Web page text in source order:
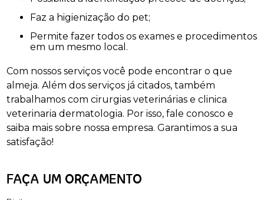
Faz a higienização do pet;
Permite fazer todos os exames e procedimentos
em um mesmo local.
Com nossos serviços você pode encontrar o que
almeja. Além dos serviços já citados, também
trabalhamos com cirurgias veterinárias e clinica
veterinaria dermatologia. Por isso, fale conosco e
saiba mais sobre nossa empresa. Garantimos a sua
satisfação!
FAÇA UM ORÇAMENTO